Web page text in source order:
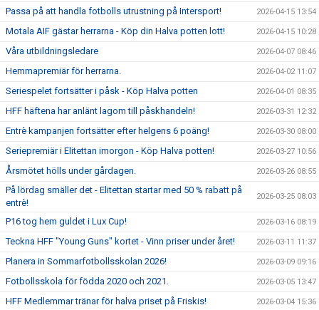
Passa på att handla fotbolls utrustning på Intersport! 2026-04-15 13:54
Motala AIF gästar herrarna - Köp din Halva potten lott! 2026-04-15 10:28
Våra utbildningsledare 2026-04-07 08:46
Hemmapremiär för herrarna. 2026-04-02 11:07
Seriespelet fortsätter i påsk - Köp Halva potten 2026-04-01 08:35
HFF häftena har anlänt lagom till påskhandeln! 2026-03-31 12:32
Entrè kampanjen fortsätter efter helgens 6 poäng! 2026-03-30 08:00
Seriepremiär i Elitettan imorgon - Köp Halva potten! 2026-03-27 10:56
Årsmötet hölls under gårdagen. 2026-03-26 08:55
På lördag smäller det - Elitettan startar med 50 % rabatt på
entrè!
2026-03-25 08:03
P16 tog hem guldet i Lux Cup! 2026-03-16 08:19
Teckna HFF "Young Guns" kortet - Vinn priser under året! 2026-03-11 11:37
Planera in Sommarfotbollsskolan 2026! 2026-03-09 09:16
Fotbollsskola för födda 2020 och 2021. 2026-03-05 13:47
HFF Medlemmar tränar för halva priset på Friskis! 2026-03-04 15:36